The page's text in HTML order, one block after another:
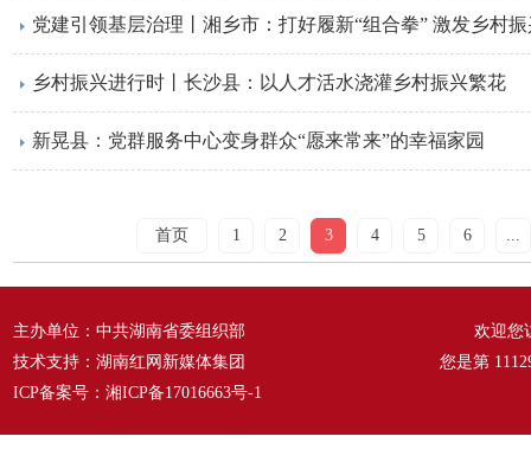
党建引领基层治理丨湘乡市：打好履新“组合拳” 激发乡村振
乡村振兴进行时丨长沙县：以人才活水浇灌乡村振兴繁花
新晃县：党群服务中心变身群众“愿来常来”的幸福家园
首页 1 2 3 4 5 6 ...
主办单位：中共湖南省委组织部
技术支持：湖南红网新媒体集团
ICP备案号： 湘ICP备17016663号-1
欢迎您
您是第